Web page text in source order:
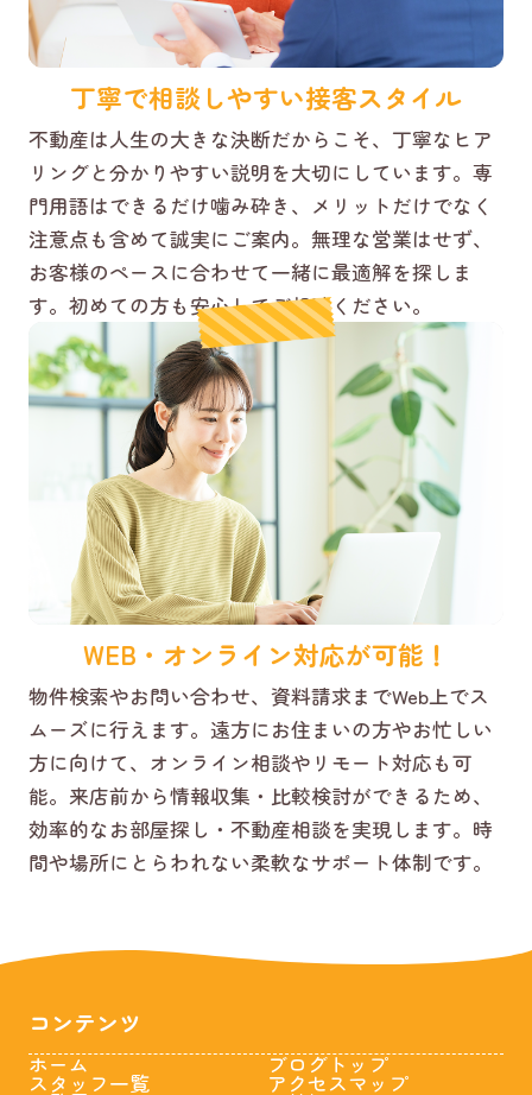
丁寧で相談しやすい接客スタイル
不動産は人生の大きな決断だからこそ、丁寧なヒア
リングと分かりやすい説明を大切にしています。専
門用語はできるだけ噛み砕き、メリットだけでなく
注意点も含めて誠実にご案内。無理な営業はせず、
お客様のペースに合わせて一緒に最適解を探しま
す。初めての方も安心してご相談ください。
WEB・オンライン対応が可能！
物件検索やお問い合わせ、資料請求までWeb上でス
ムーズに行えます。遠方にお住まいの方やお忙しい
方に向けて、オンライン相談やリモート対応も可
能。来店前から情報収集・比較検討ができるため、
効率的なお部屋探し・不動産相談を実現します。時
間や場所にとらわれない柔軟なサポート体制です。
コンテンツ
ホーム
スタッフ一覧
ブログトップ
アクセスマップ